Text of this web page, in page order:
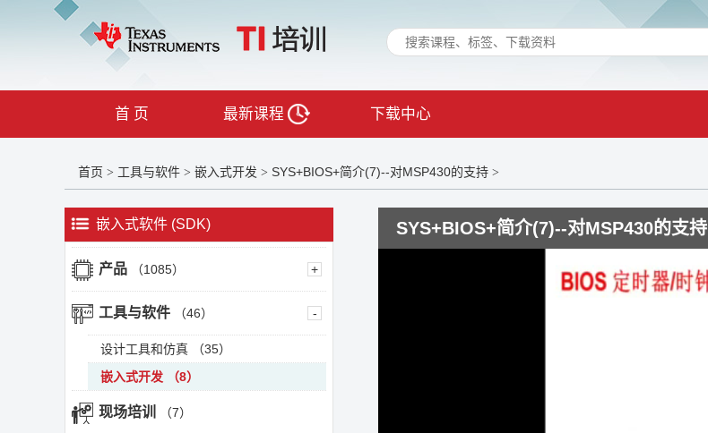
首 页 最新课程 下载中心
首页 > 工具与软件 > 嵌入式开发 > SYS+BIOS+简介(7)--对MSP430的支持 >
嵌入式软件 (SDK)
+
产品 （1085）
-
工具与软件 （46）
设计工具和仿真
（35）
嵌入式开发
（8）
现场培训 （7）
SYS+BIOS+简介(7)--对MSP430的支持